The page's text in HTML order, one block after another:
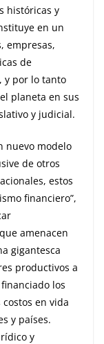
históricas y
en un
empresas,
de
y por lo tanto
planeta en sus
y judicial.
nuevo modelo
de otros
estos
financiero”,
amenacen
gigantesca
productivos a
los
en vida
y países.
y